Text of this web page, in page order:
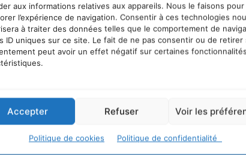
aux informations relatives aux appareils. Nous le faisons pour
l’expérience de navigation. Consentir à ces technologies
à traiter des données telles que le comportement de
ID uniques sur ce site. Le fait de ne pas consentir ou de retirer
peut avoir un effet négatif sur certaines
Accepter Refuser Voir les
Politique de cookies Politique de confidentialité
d’agir, prendre le temps d’objectiver :
d’une politique publique pertinente.
… L’action locale repose sur un
l’impact.
rappelle clairement : associer les citoyens dès le